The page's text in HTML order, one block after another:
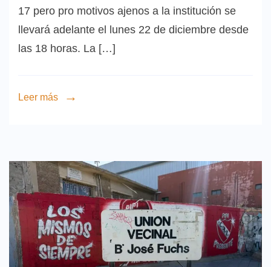
17 pero pro motivos ajenos a la institución se
llevará adelante el lunes 22 de diciembre desde
las 18 horas. La […]
Leer más